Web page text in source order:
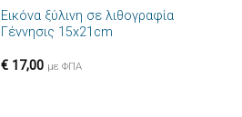
Πρόσθήκη
Εικόνα ξύλινη σε λιθογραφία
Γέννησις 15x21cm
€ 17,00 με ΦΠΑ